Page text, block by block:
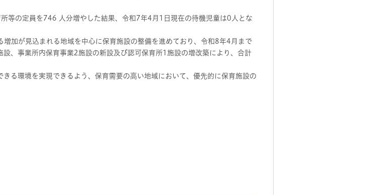
等の定員を746 人分増やした結果、令和7年4月1日現在の待機児童は0人とな
加が見込まれる地域を中心に保育施設の整備を進めており、令和8年4月まで
、事業所内保育事業2施設の新設及び認可保育所1施設の増改築により、合計
る環境を実現できるよう、保育需要の高い地域において、優先的に保育施設の